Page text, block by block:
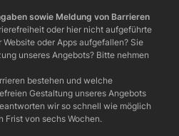
sowie Meldung von Barrieren
oder hier nicht aufgeführte
oder Apps aufgefallen? Sie
unseres Angebots? Bitte nehmen
bestehen und welche
Gestaltung unseres Angebots
wir so schnell wie möglich
Frist von sechs Wochen.